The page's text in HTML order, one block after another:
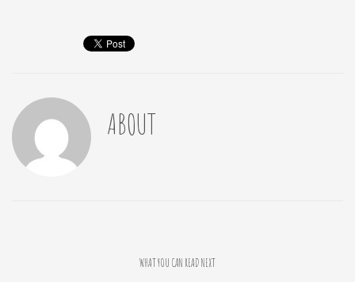
ABOUT
WHAT YOU CAN READ NEXT